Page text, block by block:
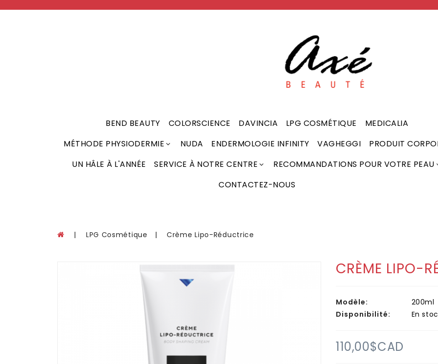
BEND BEAUTY COLORSCIENCE DAVINCIA LPG COSMÉTIQUE
MEDICALIA
MÉTHODE PHYSIODERMIE
NUDA ENDERMOLOGIE INFINITY VAGHEGGI
PRODUIT
UN HÂLE À L'ANNÉE
SERVICE À NOTRE CENTRE
RECOMMANDATIONS POUR VOTRE PEAU
CONTACTEZ-NOUS
LPG Cosmétique Crème Lipo-Réductrice
CRÈME LIPO-
Modèle:
200ml
Disponibilité:
En
110,00$CAD